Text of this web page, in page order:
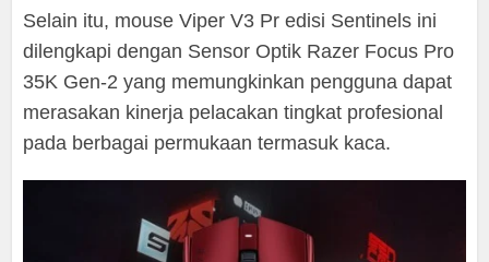
Selain itu, mouse Viper V3 Pr edisi Sentinels ini
dilengkapi dengan Sensor Optik Razer Focus Pro
35K Gen-2 yang memungkinkan pengguna dapat
merasakan kinerja pelacakan tingkat profesional
pada berbagai permukaan termasuk kaca.